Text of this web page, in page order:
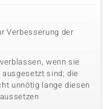
Verbesserung der
wenn sie
sind; die
unnötig lange diesen